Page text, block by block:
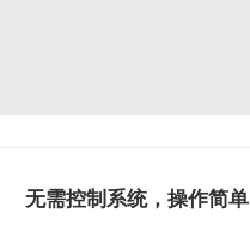
无需控制系统，操作简单